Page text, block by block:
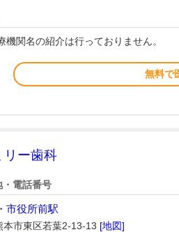
機関名の紹介は行っておりません。
無料で
リー歯科
・電話番号
市役所前駅
本市東区若葉2-13-13 [地図]